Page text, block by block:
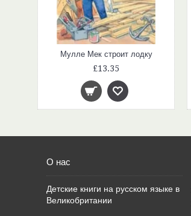
Мулле Мек строит лодку
£13.35
О нас
Детские книги на русском языке в
Великобритании